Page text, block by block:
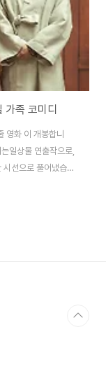
가족 코미디
영화 이 개봉합니
일상물 연출작으로,
선으로 풀어냈습니
한 그릇의 만둣국처
강한나 외 ■ 장르: